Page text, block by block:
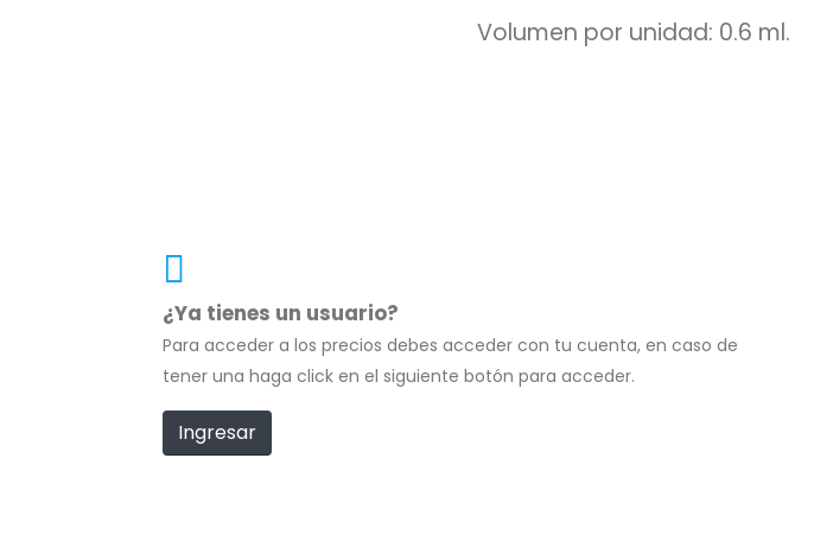
Volumen por unidad: 0.6 ml.
¿Ya tienes un usuario?
Para acceder a los precios debes acceder con tu cuenta, en caso de
tener una haga click en el siguiente botón para acceder.
Ingresar